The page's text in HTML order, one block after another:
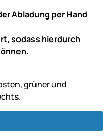
Abladung per Hand
sodass hierdurch